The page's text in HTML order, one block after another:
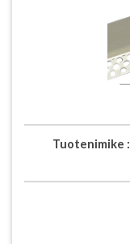
Tuotenimike :